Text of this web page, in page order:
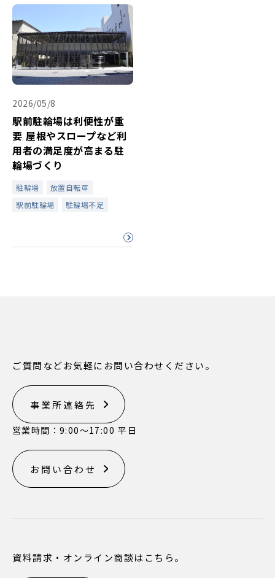
2026/05/8
駅前駐輪場は利便性が重
要 屋根やスロープなど利
用者の満足度が高まる駐
輪場づくり
駐輪場
放置自転車
駅前駐輪場
駐輪場不足
ご質問などお気軽にお問い合わせください。
事業所連絡先
営業時間：9:00〜17:00 平日
お問い合わせ
資料請求・オンライン商談はこちら。